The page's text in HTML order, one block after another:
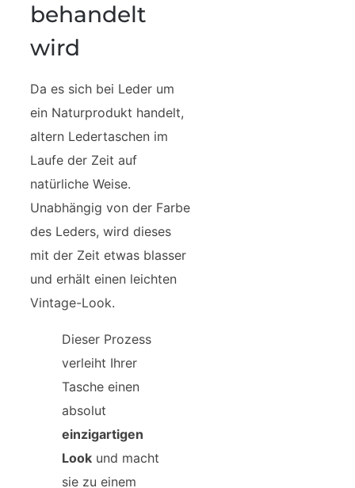
behandelt
wird
Da es sich bei Leder um
ein Naturprodukt handelt,
altern Ledertaschen im
Laufe der Zeit auf
natürliche Weise.
Unabhängig von der Farbe
des Leders, wird dieses
mit der Zeit etwas blasser
und erhält einen leichten
Vintage-Look.
Dieser Prozess
verleiht Ihrer
Tasche einen
absolut
einzigartigen
Look und macht
sie zu einem